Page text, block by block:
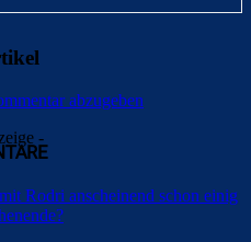
abzugeben
-
Rodri anscheinend schon einig